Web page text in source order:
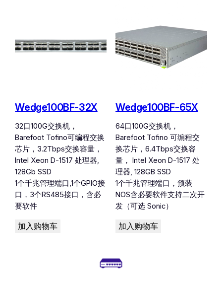
Wedge100BF-32X
32口100G交换机，
Barefoot Tofino可编程交换
芯片，3.2Tbps交换容量，
Intel Xeon D-1517 处理器,
128Gb SSD
1个千兆管理端口,1个GPIO接
口，3个RS485接口，含必
要软件
加入购物车
Wedge100BF-65X
64口100G交换机，
Barefoot Tofino 可编程交
换芯片，6.4Tbps交换容
量， Intel Xeon D-1517 处
理器, 128GB SSD
1个千兆管理端口，预装
NOS含必要软件支持二次开
发（可选 Sonic）
加入购物车